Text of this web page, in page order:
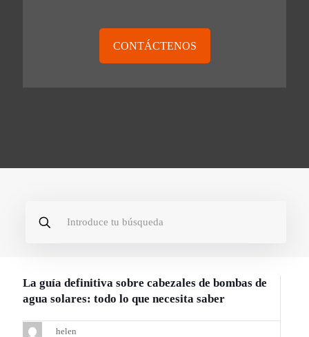
CONTÁCTENOS
La guía definitiva sobre cabezales de bombas de
agua solares: todo lo que necesita saber
helen